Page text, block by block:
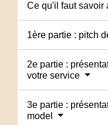
Ce qu'il faut savoir
1ère partie : pitch
2e partie :
votre service
3e partie :
model